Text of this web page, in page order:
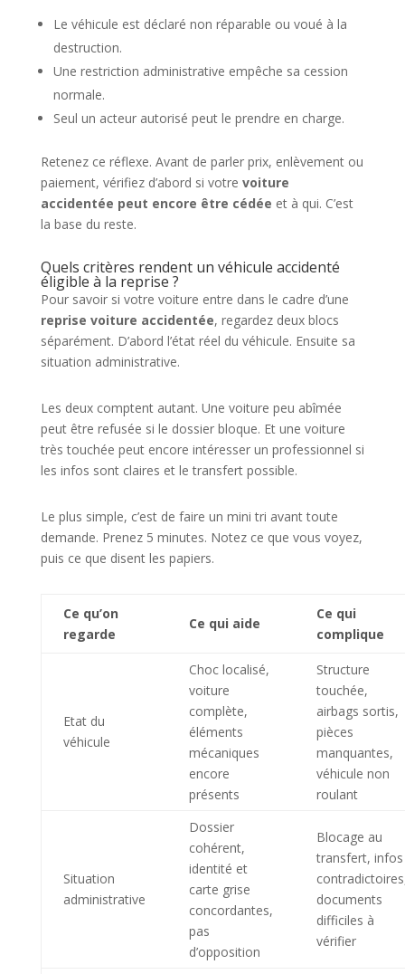
Le véhicule est déclaré non réparable ou voué à la
destruction.
Une restriction administrative empêche sa cession
normale.
Seul un acteur autorisé peut le prendre en charge.
Retenez ce réflexe. Avant de parler prix, enlèvement ou
paiement, vérifiez d’abord si votre voiture
accidentée peut encore être cédée et à qui. C’est
la base du reste.
Quels critères rendent un véhicule accidenté
éligible à la reprise ?
Pour savoir si votre voiture entre dans le cadre d’une
reprise voiture accidentée, regardez deux blocs
séparément. D’abord l’état réel du véhicule. Ensuite sa
situation administrative.
Les deux comptent autant. Une voiture peu abîmée
peut être refusée si le dossier bloque. Et une voiture
très touchée peut encore intéresser un professionnel si
les infos sont claires et le transfert possible.
Le plus simple, c’est de faire un mini tri avant toute
demande. Prenez 5 minutes. Notez ce que vous voyez,
puis ce que disent les papiers.
Ce qu’on
regarde
Ce qui aide
Ce qui
complique
Etat du
véhicule
Choc localisé,
voiture
complète,
éléments
mécaniques
encore
présents
Structure
touchée,
airbags sortis,
pièces
manquantes,
véhicule non
roulant
Situation
administrative
Dossier
cohérent,
identité et
carte grise
concordantes,
pas
d’opposition
Blocage au
transfert, infos
documents
difficiles à
vérifier